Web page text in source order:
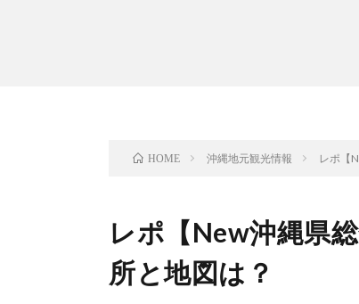
HOME 沖縄地元観光情報 レポ【
レポ【New沖縄県
所と地図は？